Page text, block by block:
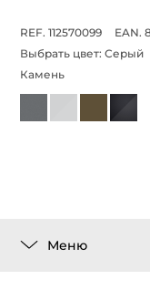
REF. 112570099
EAN.
Выбрать цвет:Серый
Камень
Меню